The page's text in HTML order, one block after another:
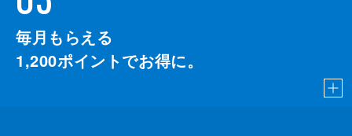
毎月もらえる
1,200ポイントでお得に。